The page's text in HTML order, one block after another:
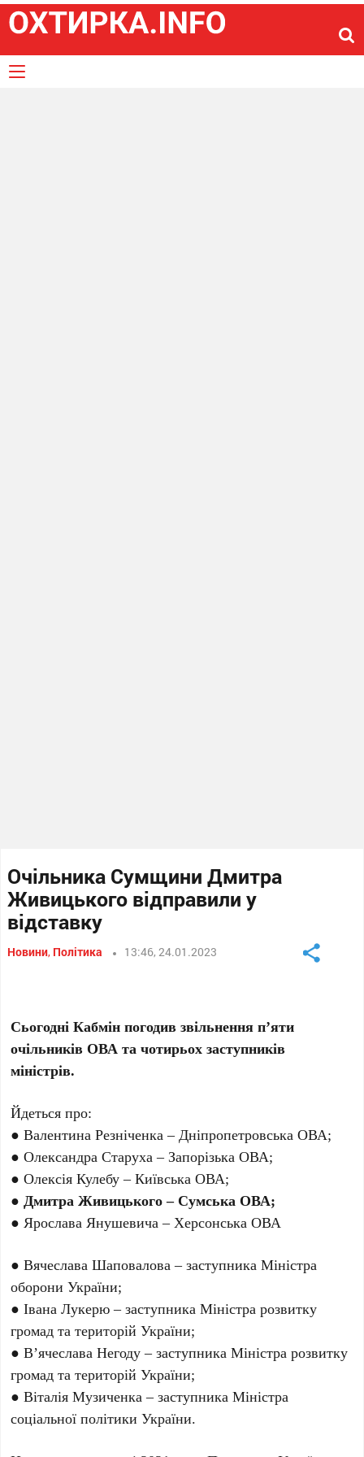
Очільника Сумщини Дмитра
Живицького відправили у
відставку
Новини, Політика 13:46, 24.01.2023
Сьогодні Кабмін погодив звільнення п’яти
очільників ОВА та чотирьох заступників
міністрів.
Йдеться про:
● Валентина Резніченка – Дніпропетровська ОВА;
● Олександра Старуха – Запорізька ОВА;
● Олексія Кулебу – Київська ОВА;
● Дмитра Живицького – Сумська ОВА;
● Ярослава Янушевича – Херсонська ОВА
● Вячеслава Шаповалова – заступника Міністра
оборони України;
● Івана Лукерю – заступника Міністра розвитку
громад та територій України;
● В’ячеслава Негоду – заступника Міністра розвитку
громад та територій України;
● Віталія Музиченка – заступника Міністра
соціальної політики України.